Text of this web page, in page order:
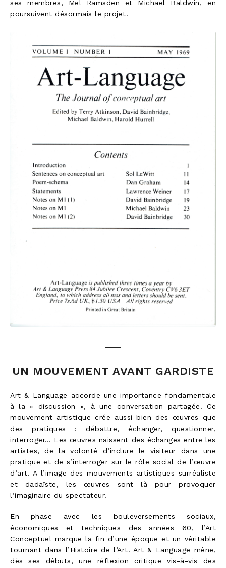
ses membres, Mel Ramsden et Michael Baldwin, en
poursuivent désormais le projet.
UN MOUVEMENT AVANT GARDISTE
Art & Language accorde une importance fondamentale
à la « discussion », à une conversation partagée. Ce
mouvement artistique crée aussi bien des œuvres que
des pratiques : débattre, échanger, questionner,
interroger… Les œuvres naissent des échanges entre les
artistes, de la volonté d’inclure le visiteur dans une
pratique et de s’interroger sur le rôle social de l’œuvre
d’art. A l’image des mouvements artistiques surréaliste
et dadaïste, les œuvres sont là pour provoquer
l’imaginaire du spectateur.
En phase avec les bouleversements sociaux,
économiques et techniques des années 60, l’Art
Conceptuel marque la fin d’une époque et un véritable
tournant dans l’Histoire de l’Art. Art & Language mène,
dès ses débuts, une réflexion critique vis-à-vis des